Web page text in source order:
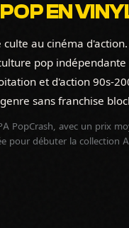
EN
au cinéma
pop
et d'action 90s-
sans franchise
PopCrash, avec un prix
pour débuter la collection